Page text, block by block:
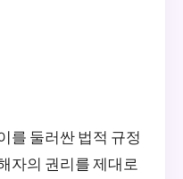
를 둘러싼 법적 규정
자의 권리를 제대로